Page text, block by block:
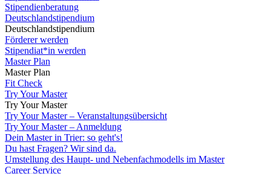
Stipendienberatung
Deutschlandstipendium
Deutschlandstipendium
Förderer werden
Stipendiat*in werden
Master Plan
Master Plan
Fit Check
Try Your Master
Try Your Master
Try Your Master – Veranstaltungsübersicht
Try Your Master – Anmeldung
Dein Master in Trier: so geht's!
Du hast Fragen? Wir sind da.
Umstellung des Haupt- und Nebenfachmodells im Master
Career Service